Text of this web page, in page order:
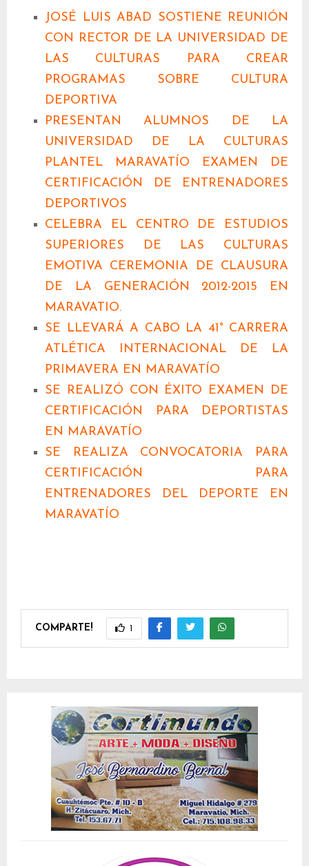
JOSÉ LUIS ABAD SOSTIENE REUNIÓN
CON RECTOR DE LA UNIVERSIDAD DE
LAS CULTURAS PARA CREAR
PROGRAMAS SOBRE CULTURA
DEPORTIVA
PRESENTAN ALUMNOS DE LA
UNIVERSIDAD DE LA CULTURAS
PLANTEL MARAVATÍO EXAMEN DE
CERTIFICACIÓN DE ENTRENADORES
DEPORTIVOS
CELEBRA EL CENTRO DE ESTUDIOS
SUPERIORES DE LAS CULTURAS
EMOTIVA CEREMONIA DE CLAUSURA
DE LA GENERACIÓN 2012-2015 EN
MARAVATIO.
SE LLEVARÁ A CABO LA 41° CARRERA
ATLÉTICA INTERNACIONAL DE LA
PRIMAVERA EN MARAVATÍO
SE REALIZÓ CON ÉXITO EXAMEN DE
CERTIFICACIÓN PARA DEPORTISTAS
EN MARAVATÍO
SE REALIZA CONVOCATORIA PARA
CERTIFICACIÓN PARA
ENTRENADORES DEL DEPORTE EN
MARAVATÍO
COMPARTE! 1